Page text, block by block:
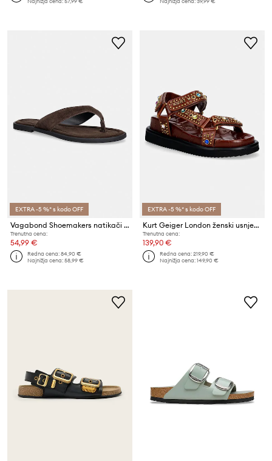
EXTRA -5 %* s kodo OFF
Vagabond Shoemakers natikači ženski semišasti ZAIDA
Trenutna cena:
54,99 €
Redna cena:84,90 €
Najnižja cena:58,99 €
EXTRA -5 %* s kodo OFF
Kurt Geiger London ženski usnjeni sandali Orson Sandal
Trenutna cena:
139,90 €
Redna cena:219,90 €
Najnižja cena:149,90 €